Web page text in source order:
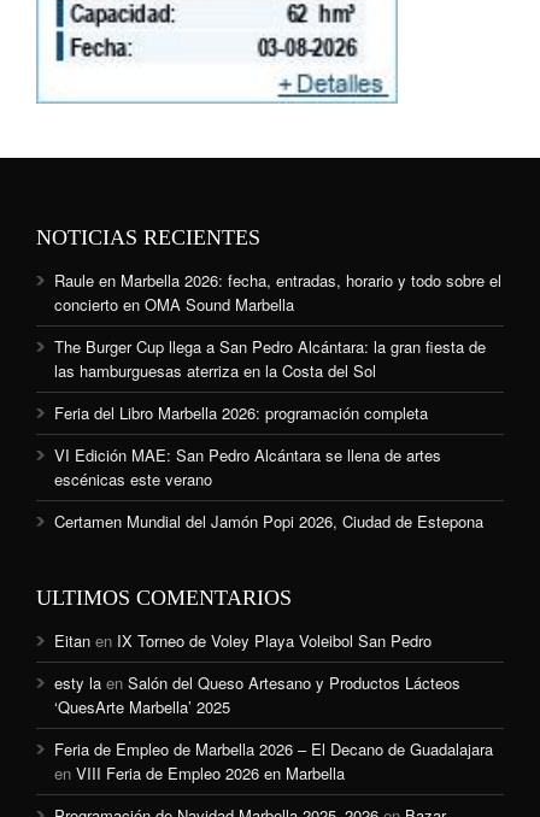
NOTICIAS RECIENTES
Raule en Marbella 2026: fecha, entradas, horario y todo sobre el
concierto en OMA Sound Marbella
The Burger Cup llega a San Pedro Alcántara: la gran fiesta de
las hamburguesas aterriza en la Costa del Sol
Feria del Libro Marbella 2026: programación completa
VI Edición MAE: San Pedro Alcántara se llena de artes
escénicas este verano
Certamen Mundial del Jamón Popi 2026, Ciudad de Estepona
ULTIMOS COMENTARIOS
Eitan en IX Torneo de Voley Playa Voleibol San Pedro
esty la en Salón del Queso Artesano y Productos Lácteos
‘QuesArte Marbella’ 2025
Feria de Empleo de Marbella 2026 – El Decano de Guadalajara
en VIII Feria de Empleo 2026 en Marbella